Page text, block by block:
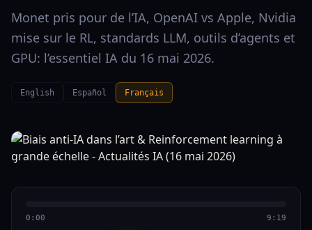
Monet pris pour de l’IA, OpenAI vs Apple, Nvidia
mise sur le RL, standards LLM, outils d’agents et
GPU: l’essentiel IA du 16 mai 2026.
English Español Français
0:00 9:19